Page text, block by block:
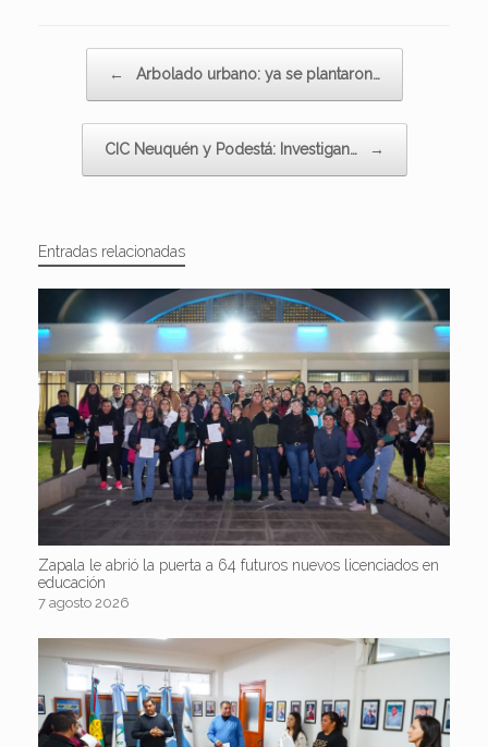
← Arbolado urbano: ya se plantaron…
CIC Neuquén y Podestá: Investigan… →
Entradas relacionadas
Zapala le abrió la puerta a 64 futuros nuevos licenciados en
educación
7 agosto 2026